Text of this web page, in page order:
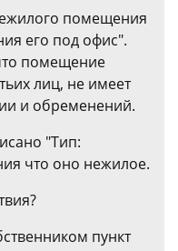
помещения
его под офис".
помещение
лиц, не имеет
и обременений.
"Тип:
что оно нежилое.
пункт